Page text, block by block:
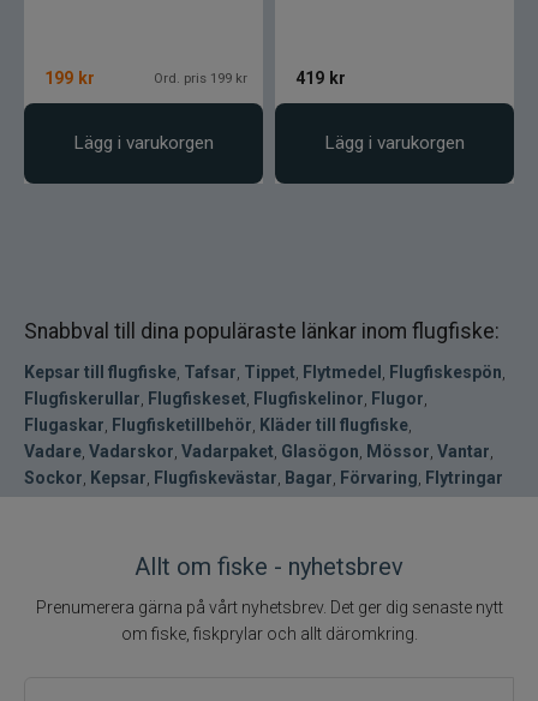
199 kr Ord. pris 199 kr
Lägg i varukorgen
419 kr
Lägg i varukorgen
Snabbval till dina populäraste länkar inom flugfiske:
Kepsar till flugfiske Tafsar Tippet Flytmedel Flugfiskespön
Flugfiskerullar
Flugfiskeset Flugfiskelinor Flugor
Flugaskar
Flugfisketillbehör Kläder till flugfiske
Vadare Vadarskor Vadarpaket Glasögon Mössor Vantar
Sockor
Kepsar Flugfiskevästar Bagar Förvaring Flytringar
Allt om fiske - nyhetsbrev
Prenumerera gärna på vårt nyhetsbrev. Det ger dig senaste nytt
om fiske, fiskprylar och allt däromkring.